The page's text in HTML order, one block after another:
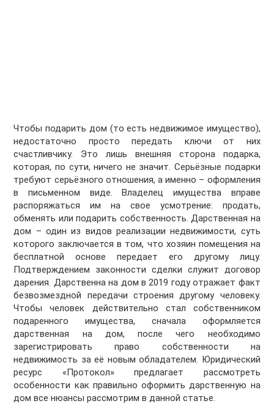
Чтобы подарить дом (то есть недвижимое имущество),
недостаточно просто передать ключи от них
счастливчику. Это лишь внешняя сторона подарка,
которая, по сути, ничего не значит. Серьёзные подарки
требуют серьёзного отношения, а именно – оформления
в письменном виде. Владелец имущества вправе
распоряжаться им на свое усмотрение: продать,
обменять или подарить собственность. Дарственная на
дом – один из видов реализации недвижимости, суть
которого заключается в том, что хозяин помещения на
бесплатной основе передает его другому лицу.
Подтверждением законности сделки служит договор
дарения. Дарственна на дом в 2019 году отражает факт
безвозмездной передачи строения другому человеку.
Чтобы человек действительно стал собственником
подаренного имущества, сначала оформляется
дарственная на дом, после чего необходимо
зарегистрировать право собственности на
недвижимость за её новым обладателем. Юридический
ресурс «Протокол» предлагает рассмотреть
особенности как правильно оформить дарственную на
дом все нюансы рассмотрим в данной статье.